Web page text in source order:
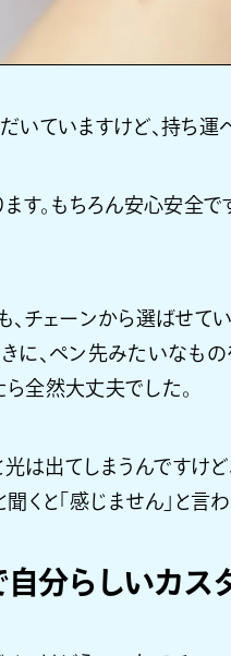
いていますけど、持ち運
す。もちろん安心安全
、チェーンから選ばせて
きに、ペン先みたいなも
ら全然大丈夫でした。
光は出てしまうんですけ
聞くと「感じません」と
分らしいカス